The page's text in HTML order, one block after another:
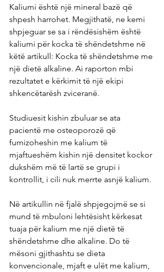
Kaliumi është një mineral bazë që
shpesh harrohet. Megjithatë, ne kemi
shpjeguar se sa i rëndësishëm është
kaliumi për kocka të shëndetshme në
këtë artikull: Kocka të shëndetshme me
një dietë alkaline. Ai raporton mbi
rezultatet e kërkimit të një ekipi
shkencëtarësh zviceranë.
Studiuesit kishin zbuluar se ata
pacientë me osteoporozë që
furnizoheshin me kalium të
mjaftueshëm kishin një densitet kockor
dukshëm më të lartë se grupi i
kontrollit, i cili nuk merrte asnjë kalium.
Në artikullin në fjalë shpjegojmë se si
mund të mbuloni lehtësisht kërkesat
tuaja për kalium me një dietë të
shëndetshme dhe alkaline. Do të
mësoni gjithashtu se dieta
konvencionale, mjaft e ulët me kalium,